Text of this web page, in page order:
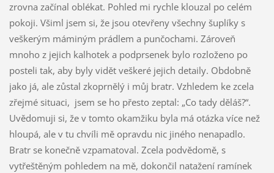
zrovna začínal oblékat. Pohled mi rychle klouzal po celém
pokoji. Všiml jsem si, že jsou otevřeny všechny šuplíky s
veškerým máminým prádlem a punčochami. Zároveň
mnoho z jejich kalhotek a podprsenek bylo rozloženo po
posteli tak, aby byly vidět veškeré jejich detaily. Obdobně
jako já, ale zůstal zkoprnělý i můj bratr. Vzhledem ke zcela
zřejmé situaci, jsem se ho přesto zeptal: „Co tady děláš?“.
Uvědomuji si, že v tomto okamžiku byla má otázka více než
hloupá, ale v tu chvíli mě opravdu nic jiného nenapadlo.
Bratr se konečně vzpamatoval. Zcela podvědomě, s
vytřeštěným pohledem na mě, dokončil natažení ramínek